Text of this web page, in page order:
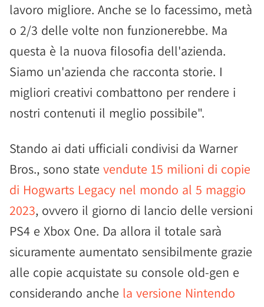
lavoro migliore. Anche se lo facessimo, metà
o 2/3 delle volte non funzionerebbe. Ma
questa è la nuova filosofia dell'azienda.
Siamo un'azienda che racconta storie. I
migliori creativi combattono per rendere i
nostri contenuti il meglio possibile".
Stando ai dati ufficiali condivisi da Warner
Bros., sono state vendute 15 milioni di copie
di Hogwarts Legacy nel mondo al 5 maggio
2023, ovvero il giorno di lancio delle versioni
PS4 e Xbox One. Da allora il totale sarà
sicuramente aumentato sensibilmente grazie
alle copie acquistate su console old-gen e
considerando anche la versione Nintendo